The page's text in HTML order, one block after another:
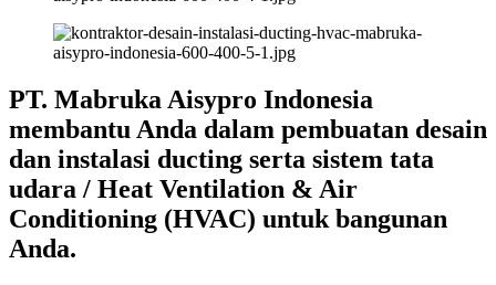
PT. Mabruka Aisypro Indonesia
membantu Anda dalam pembuatan desain
dan instalasi ducting serta sistem tata
udara / Heat Ventilation & Air
Conditioning (HVAC) untuk bangunan
Anda.